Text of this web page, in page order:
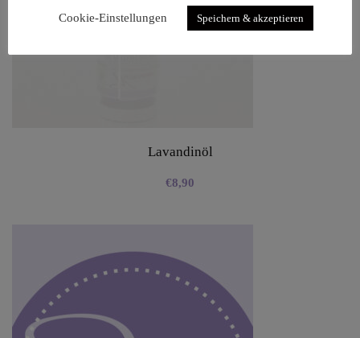
Lavandinöl
€8,90
Cookie-Einstellungen
Speichern & akzeptieren